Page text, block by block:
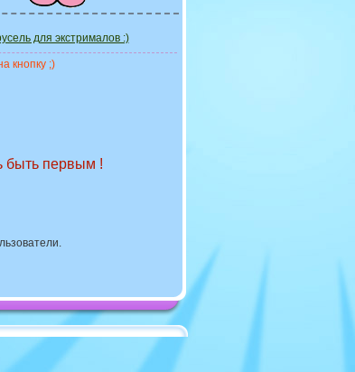
для экстрималов :)
кнопку ;)
быть первым !